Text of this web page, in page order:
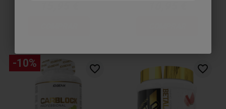
-10% favorite_border favorite_border